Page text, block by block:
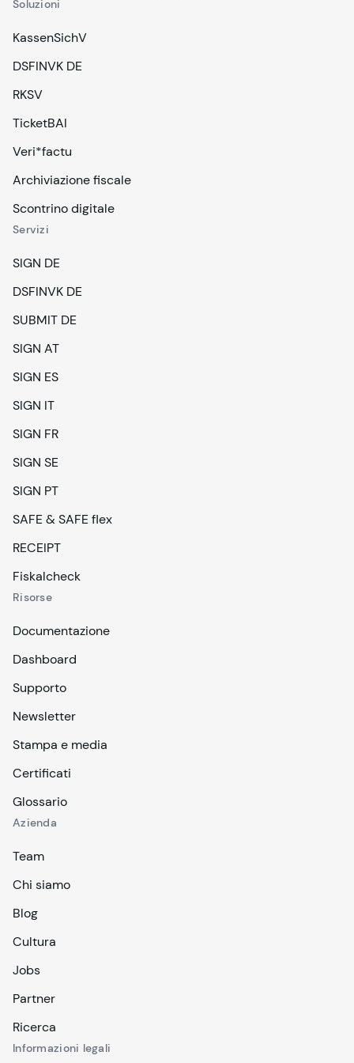
Soluzioni
KassenSichV
DSFINVK DE
RKSV
TicketBAI
Veri*factu
Archiviazione fiscale
Scontrino digitale
Servizi
SIGN DE
DSFINVK DE
SUBMIT DE
SIGN AT
SIGN ES
SIGN IT
SIGN FR
SIGN SE
SIGN PT
SAFE & SAFE flex
RECEIPT
Fiskalcheck
Risorse
Documentazione
Dashboard
Supporto
Newsletter
Stampa e media
Certificati
Glossario
Azienda
Team
Chi siamo
Blog
Cultura
Jobs
Partner
Ricerca
Informazioni legali